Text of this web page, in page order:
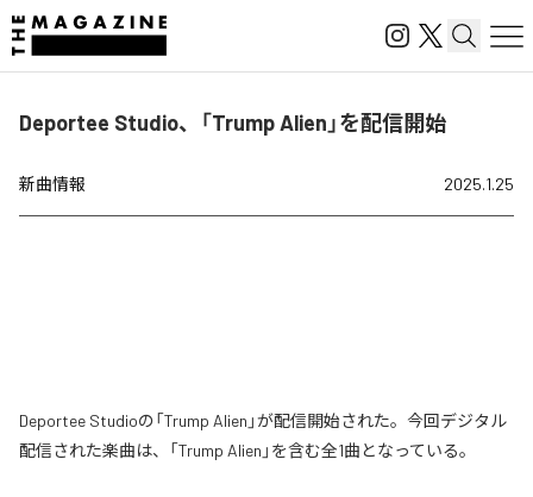
Deportee Studio、「Trump Alien」を配信開始
新曲情報 2025.1.25
Deportee Studioの「Trump Alien」が配信開始された。今回デジタル
配信された楽曲は、「Trump Alien」を含む全1曲となっている。